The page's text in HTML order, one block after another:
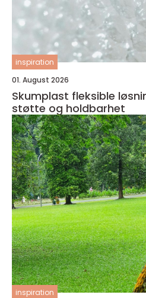
inspiration
01. August 2026
Skumplast fleksible løsninger for komfort,
støtte og holdbarhet
inspiration